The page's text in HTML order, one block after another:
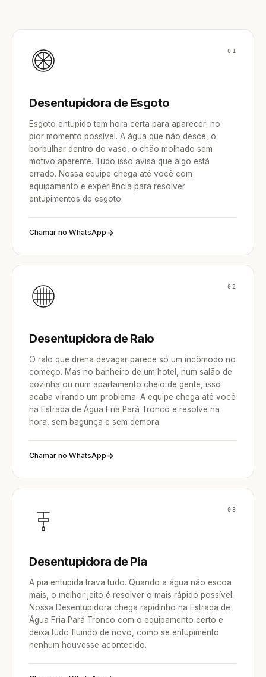
01
Desentupidora de Esgoto
Esgoto entupido tem hora certa para aparecer: no
pior momento possível. A água que não desce, o
borbulhar dentro do vaso, o chão molhado sem
motivo aparente. Tudo isso avisa que algo está
errado. Nossa equipe chega até você com
equipamento e experiência para resolver
entupimentos de esgoto.
Chamar no WhatsApp
02
Desentupidora de Ralo
O ralo que drena devagar parece só um incômodo no
começo. Mas no banheiro de um hotel, num salão de
cozinha ou num apartamento cheio de gente, isso
acaba virando um problema. A equipe chega até você
na Estrada de Água Fria Pará Tronco e resolve na
hora, sem bagunça e sem demora.
Chamar no WhatsApp
03
Desentupidora de Pia
A pia entupida trava tudo. Quando a água não escoa
mais, o melhor jeito é resolver o mais rápido possível.
Nossa Desentupidora chega rapidinho na Estrada de
Água Fria Pará Tronco com o equipamento certo e
deixa tudo fluindo de novo, como se entupimento
nenhum houvesse acontecido.